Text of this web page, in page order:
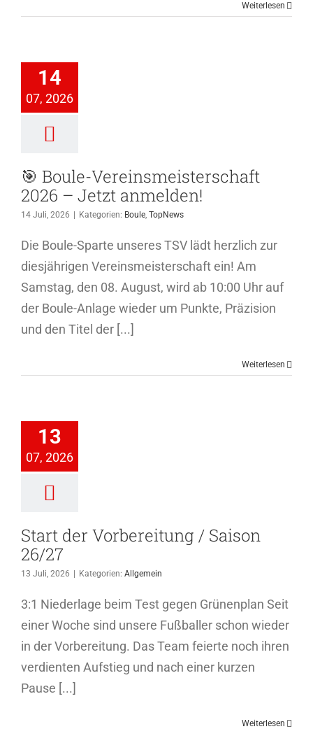
Weiterlesen
14
07, 2026
– Jetzt
🎯 Boule-Vereinsmeisterschaft
2026 – Jetzt anmelden!
14 Juli, 2026 Kategorien: Boule, TopNews
Die Boule-Sparte unseres TSV lädt herzlich zur
diesjährigen Vereinsmeisterschaft ein! Am
Samstag, den 08. August, wird ab 10:00 Uhr auf
der Boule-Anlage wieder um Punkte, Präzision
und den Titel der [...]
Weiterlesen
13
07, 2026
/
26/27
Start der Vorbereitung / Saison
26/27
13 Juli, 2026 Kategorien: Allgemein
3:1 Niederlage beim Test gegen Grünenplan Seit
einer Woche sind unsere Fußballer schon wieder
in der Vorbereitung. Das Team feierte noch ihren
verdienten Aufstieg und nach einer kurzen
Pause [...]
Weiterlesen